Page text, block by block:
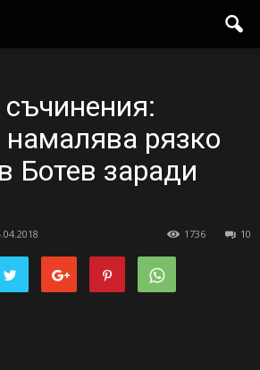
рязко
Ботев заради
10
1736